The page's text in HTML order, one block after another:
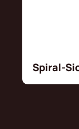
Spiral-